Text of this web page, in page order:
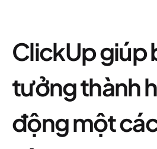
ClickUp giúp
tưởng thành
động một